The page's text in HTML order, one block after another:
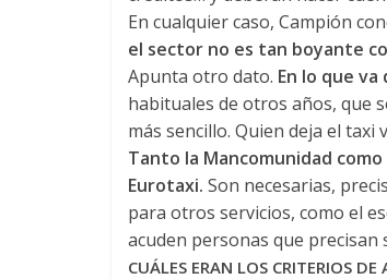
En cualquier caso, Campión
el sector no es tan boyante
Apunta otro dato. En lo que
habituales de otros años, que
más sencillo. Quien deja el taxi
Tanto la Mancomunidad
Eurotaxi. Son necesarias,
para otros servicios, como el
acuden personas que precisan
CUÁLES ERAN LOS CRITERIOS DE